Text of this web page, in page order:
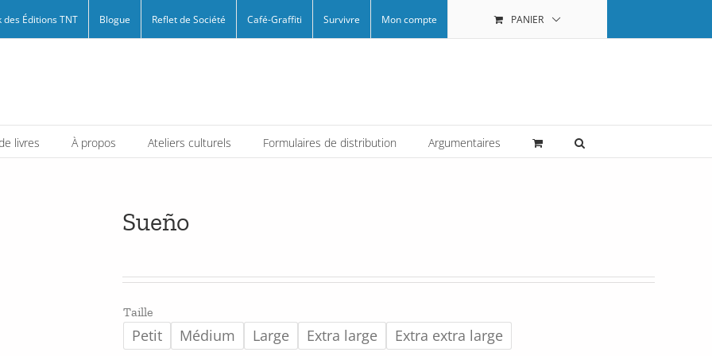
des Éditions TNT Blogue Reflet de Société Café-Graffiti Survivre Mon compte PANIER
livres À propos Ateliers culturels Formulaires de distribution Argumentaires
Sueño
Taille
Petit Médium Large Extra large Extra extra large